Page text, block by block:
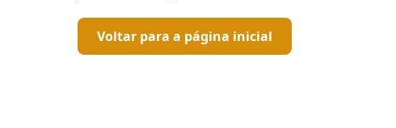
Voltar para a página inicial